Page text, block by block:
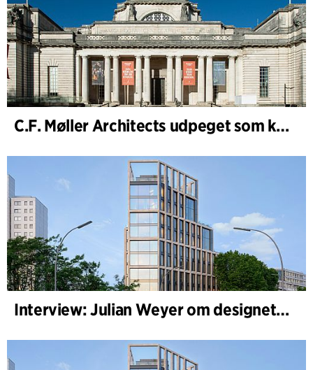
C.F. Møller Architects udpeget som konceptarkitekt for udviklingen af National Museum Cardiff
Interview: Julian Weyer om designet af B-One